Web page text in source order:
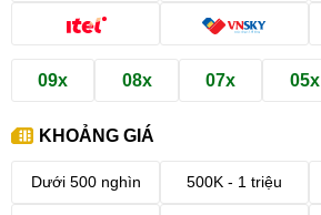
09x 08x 07x 05x
KHOẢNG GIÁ
Dưới 500 nghìn 500K - 1 triệu